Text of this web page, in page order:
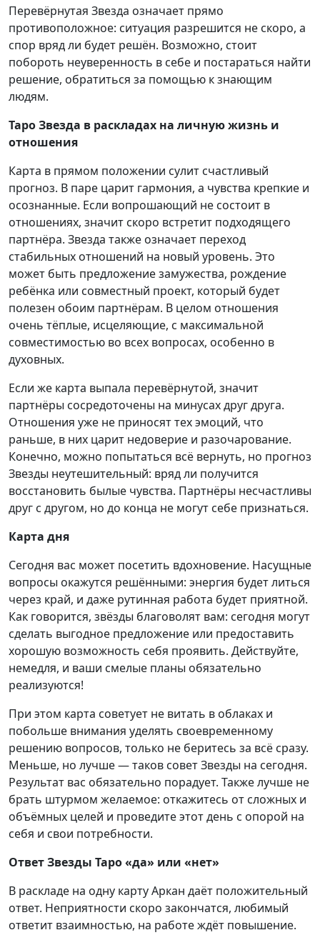
Перевёрнутая Звезда означает прямо
противоположное: ситуация разрешится не скоро, а
спор вряд ли будет решён. Возможно, стоит
побороть неуверенность в себе и постараться найти
решение, обратиться за помощью к знающим
людям.
Таро Звезда в раскладах на личную жизнь и
отношения
Карта в прямом положении сулит счастливый
прогноз. В паре царит гармония, а чувства крепкие и
осознанные. Если вопрошающий не состоит в
отношениях, значит скоро встретит подходящего
партнёра. Звезда также означает переход
стабильных отношений на новый уровень. Это
может быть предложение замужества, рождение
ребёнка или совместный проект, который будет
полезен обоим партнёрам. В целом отношения
очень тёплые, исцеляющие, с максимальной
совместимостью во всех вопросах, особенно в
духовных.
Если же карта выпала перевёрнутой, значит
партнёры сосредоточены на минусах друг друга.
Отношения уже не приносят тех эмоций, что
раньше, в них царит недоверие и разочарование.
Конечно, можно попытаться всё вернуть, но прогноз
Звезды неутешительный: вряд ли получится
восстановить былые чувства. Партнёры несчастливы
друг с другом, но до конца не могут себе признаться.
Карта дня
Сегодня вас может посетить вдохновение. Насущные
вопросы окажутся решёнными: энергия будет литься
через край, и даже рутинная работа будет приятной.
Как говорится, звёзды благоволят вам: сегодня могут
сделать выгодное предложение или предоставить
хорошую возможность себя проявить. Действуйте,
немедля, и ваши смелые планы обязательно
реализуются!
При этом карта советует не витать в облаках и
побольше внимания уделять своевременному
решению вопросов, только не беритесь за всё сразу.
Меньше, но лучше — таков совет Звезды на сегодня.
Результат вас обязательно порадует. Также лучше не
брать штурмом желаемое: откажитесь от сложных и
объёмных целей и проведите этот день с опорой на
себя и свои потребности.
Ответ Звезды Таро «да» или «нет»
В раскладе на одну карту Аркан даёт положительный
ответ. Неприятности скоро закончатся, любимый
ответит взаимностью, на работе ждёт повышение.